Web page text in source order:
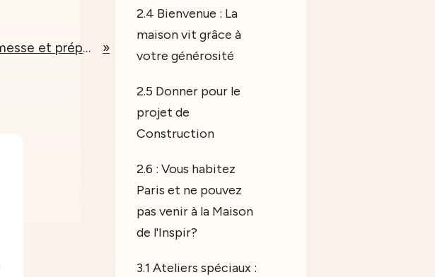
Photos de la kermesse et préparations de TET
2.4 Bienvenue : La
maison vit grâce à
votre générosité
2.5 Donner pour le
projet de
Construction
2.6 : Vous habitez
Paris et ne pouvez
pas venir à la Maison
de l'Inspir?
3.1 Ateliers spéciaux :